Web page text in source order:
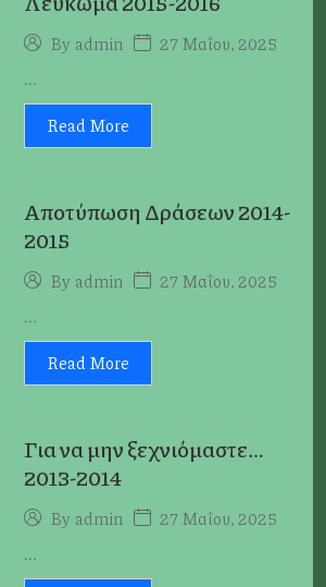
By admin 27 Μαΐου, 2025
...
Read More
Αποτύπωση Δράσεων 2014-
2015
By admin 27 Μαΐου, 2025
...
Read More
Για να μην ξεχνιόμαστε…
2013-2014
By admin 27 Μαΐου, 2025
...